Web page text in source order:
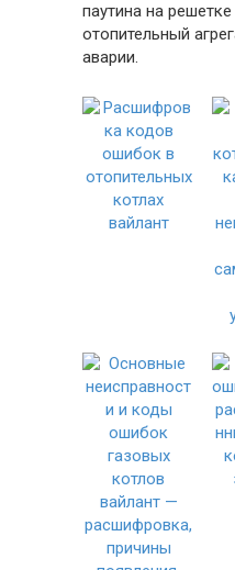
паутина на
отопительный
аварии.